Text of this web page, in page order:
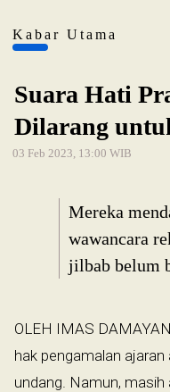
Kabar Utama
Suara Hati
Dilarang
03 Feb 2023, 13:00 WIB
Mereka
wawancara
jilbab belum
OLEH IMAS
hak pengamalan
undang. Namun,